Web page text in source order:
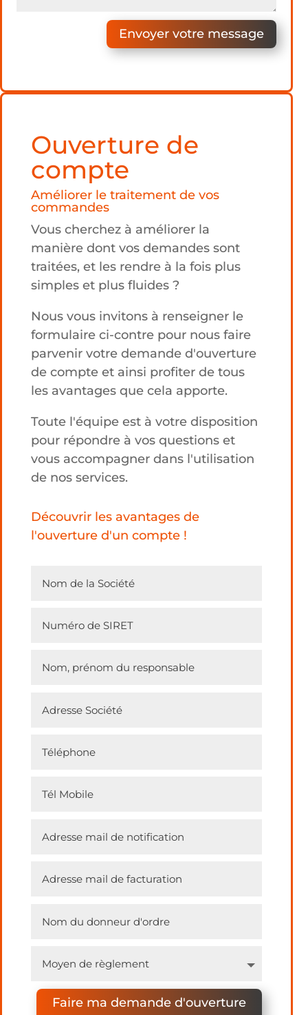
Envoyer votre message
Ouverture de
compte
Améliorer le traitement de vos
commandes
Vous cherchez à améliorer la
manière dont vos demandes sont
traitées, et les rendre à la fois plus
simples et plus fluides ?
Nous vous invitons à renseigner le
formulaire ci-contre pour nous faire
parvenir votre demande d'ouverture
de compte et ainsi profiter de tous
les avantages que cela apporte.
Toute l'équipe est à votre disposition
pour répondre à vos questions et
vous accompagner dans l'utilisation
de nos services.
Découvrir les avantages de
l'ouverture d'un compte !
Faire ma demande d'ouverture